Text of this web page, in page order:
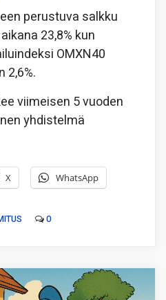
perustuva salkku
23,8% kun
OMXN40
2,6%.
viimeisen 5 vuoden
yhdistelmä
X WhatsApp
0